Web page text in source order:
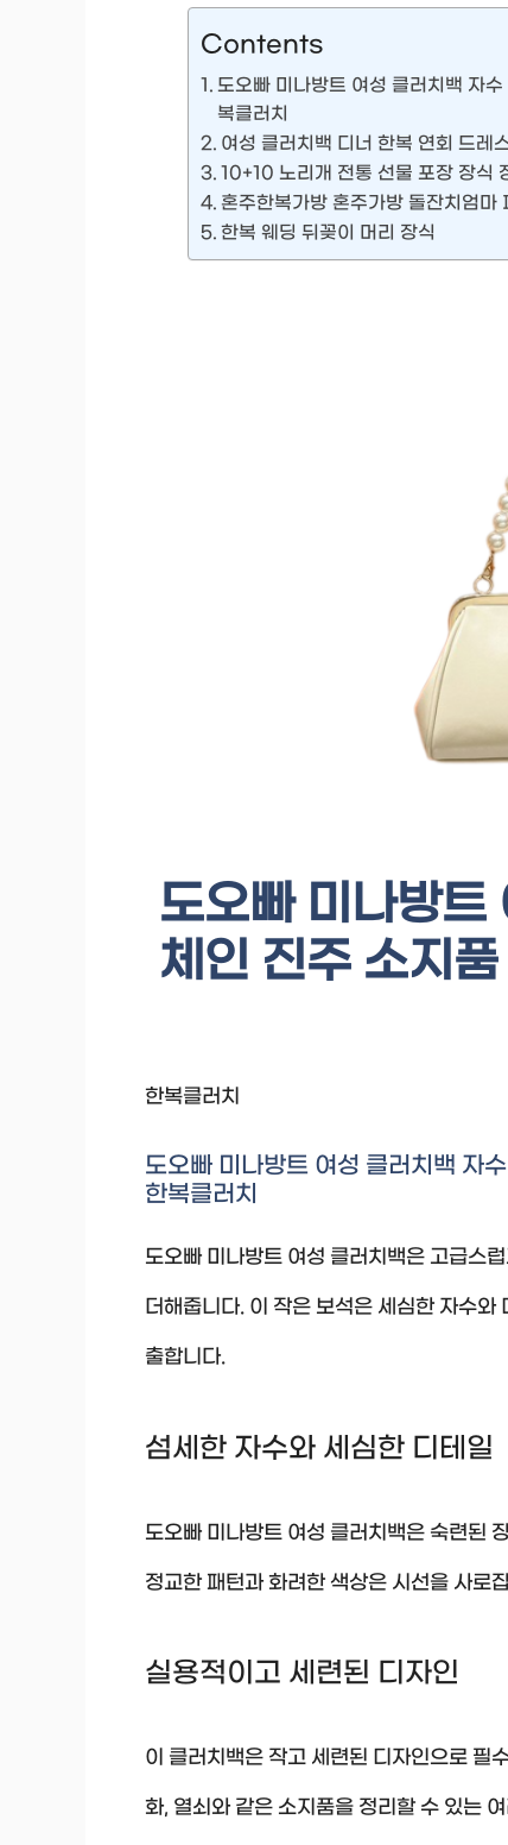
Contents
도오빠 미나방트 여성 클러치백 자
복클러치
여성 클러치백 디너 한복 연회 드레
10+10 노리개 전통 선물 포장 장식
혼주한복가방 혼주가방 돌잔치엄마
한복 웨딩 뒤꽂이 머리 장식
도오빠 미나방트
체인 진주 소지
한복클러치
도오빠 미나방트 여성 클러치백 자
한복클러치
도오빠 미나방트 여성 클러치백은 고급스
더해줍니다. 이 작은 보석은 세심한 자수
출합니다.
섬세한 자수와 세심한 디테일
도오빠 미나방트 여성 클러치백은 숙련된
정교한 패턴과 화려한 색상은 시선을 사로
실용적이고 세련된 디자인
이 클러치백은 작고 세련된 디자인으로 필
화, 열쇠와 같은 소지품을 정리할 수 있는